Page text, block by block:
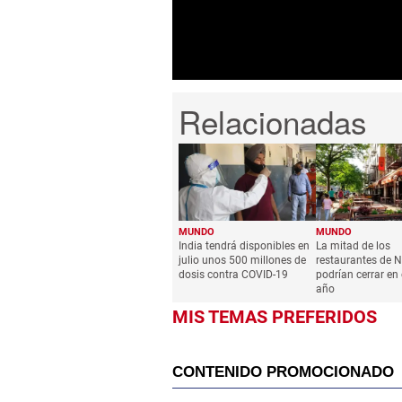
MUNDO
India tendrá disponibles en
julio unos 500 millones de
dosis contra COVID-19
MUNDO
La mitad de los
restaurantes de
podrían cerrar en
año
MIS TEMAS PREFERIDOS